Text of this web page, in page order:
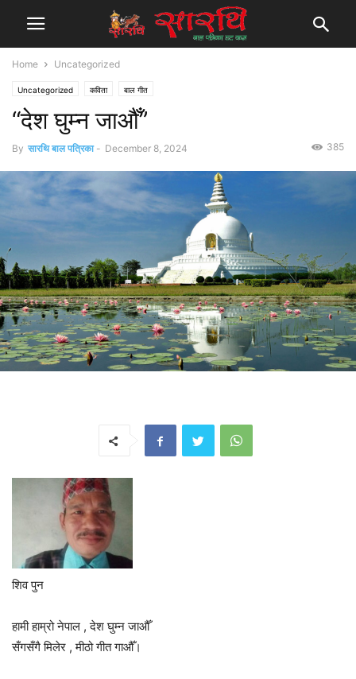
Home Uncategorized
Uncategorized कविता बाल गीत
“देश घुम्न जाऔँ”
By सारथि बाल पत्रिका - December 8, 2024 385
शिव पुन
हामी हाम्रो नेपाल , देश घुम्न जाऔँ
सँगसँगै मिलेर , मीठो गीत गाऔँ।